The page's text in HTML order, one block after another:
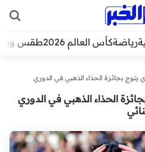
رياضةكأس العالم 2026 طقس
يتوج بجائزة الحذاء الذهبي في الدوري
الحذاء الذهبي في الدوري